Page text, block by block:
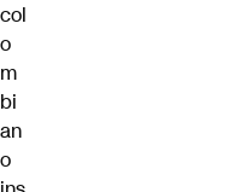
col
o
m
bi
an
o